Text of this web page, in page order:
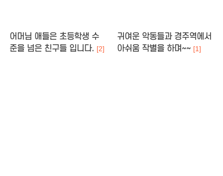
어머님 애들은 초등학생 수
준을 넘은 친구들 입니다. [2]
귀여운 악동들과 경주역에서
아쉬움 작별을 하며~~ [1]